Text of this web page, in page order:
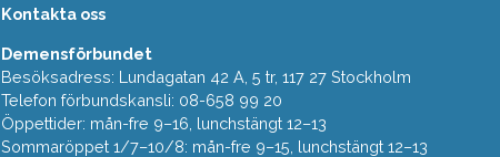
Kontakta oss
Demensförbundet
Besöksadress: Lundagatan 42 A, 5 tr, 117 27 Stockholm
Telefon förbundskansli: 08-658 99 20
Öppettider: mån-fre 9–16, lunchstängt 12–13
Sommaröppet 1/7–10/8: mån-fre 9–15, lunchstängt 12–13